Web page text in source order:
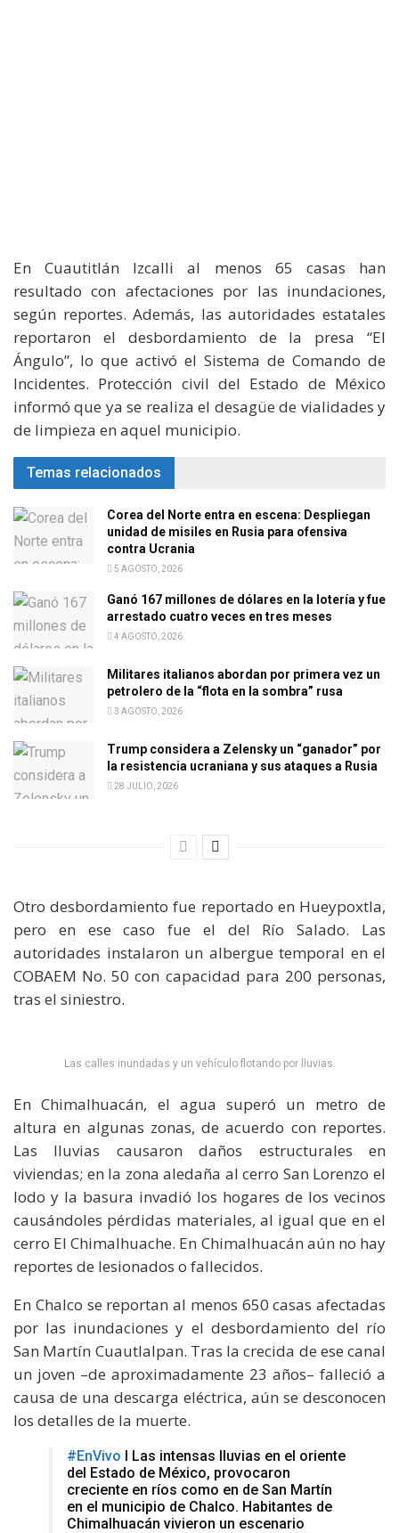
En Cuautitlán Izcalli al menos 65 casas han
resultado con afectaciones por las inundaciones,
según reportes. Además, las autoridades estatales
reportaron el desbordamiento de la presa “El
Ángulo”, lo que activó el Sistema de Comando de
Incidentes. Protección civil del Estado de México
informó que ya se realiza el desagüe de vialidades y
de limpieza en aquel municipio.
Temas relacionados
Corea del Norte entra en escena: Despliegan
unidad de misiles en Rusia para ofensiva
contra Ucrania
5 AGOSTO, 2026
Ganó 167 millones de dólares en la lotería y fue
arrestado cuatro veces en tres meses
4 AGOSTO, 2026
Militares italianos abordan por primera vez un
petrolero de la “flota en la sombra” rusa
3 AGOSTO, 2026
Trump considera a Zelensky un “ganador” por
la resistencia ucraniana y sus ataques a Rusia
28 JULIO, 2026
Otro desbordamiento fue reportado en Hueypoxtla,
pero en ese caso fue el del Río Salado. Las
autoridades instalaron un albergue temporal en el
COBAEM No. 50 con capacidad para 200 personas,
tras el siniestro.
Las calles inundadas y un vehículo flotando por lluvias.
En Chimalhuacán, el agua superó un metro de
altura en algunas zonas, de acuerdo con reportes.
Las lluvias causaron daños estructurales en
viviendas; en la zona aledaña al cerro San Lorenzo el
lodo y la basura invadió los hogares de los vecinos
causándoles pérdidas materiales, al igual que en el
cerro El Chimalhuache. En Chimalhuacán aún no hay
reportes de lesionados o fallecidos.
En Chalco se reportan al menos 650 casas afectadas
por las inundaciones y el desbordamiento del río
San Martín Cuautlalpan. Tras la crecida de ese canal
un joven –de aproximadamente 23 años– falleció a
causa de una descarga eléctrica, aún se desconocen
los detalles de la muerte.
#EnVivo I Las intensas lluvias en el oriente
del Estado de México, provocaron
creciente en ríos como en de San Martín
en el municipio de Chalco. Habitantes de
Chimalhuacán vivieron un escenario